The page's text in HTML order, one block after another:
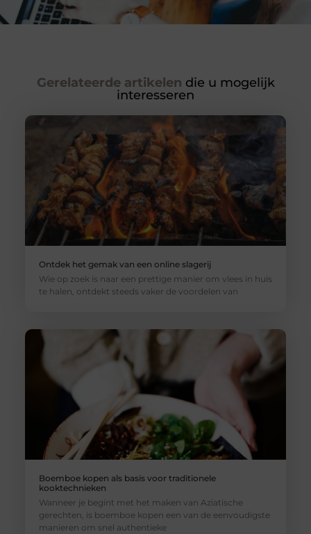
Gerelateerde artikelen die u mogelijk
interesseren
Ontdek het gemak van een online slagerij
Wie op zoek is naar een prettige manier om vlees in huis
te halen, ontdekt steeds vaker de voordelen van
Boemboe kopen als basis voor traditionele
kooktechnieken
Wanneer je begint met het maken van Aziatische
gerechten, is boemboe kopen een van de eenvoudigste
manieren om snel authentieke